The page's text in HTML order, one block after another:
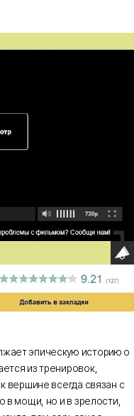
эпическую историю о
из тренировок,
вершине всегда связан с
в мощи, но и в зрелости,